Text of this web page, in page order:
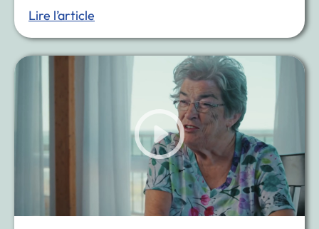
saviez-vous que des camps d’écriture de
chansons (et …
Lire l’article